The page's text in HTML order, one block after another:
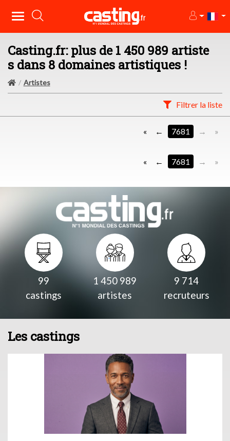
Casting.fr: plus de 1 450 989 artiste
s dans 8 domaines artistiques !
Artistes
Filtrer la liste
« 7681 »
« 7681 »
99
castings
1 450 989
artistes
9 714
recruteurs
Les castings